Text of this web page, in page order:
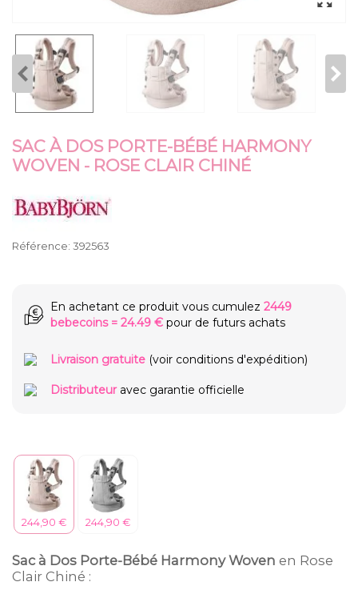
SAC À DOS PORTE-BÉBÉ HARMONY
WOVEN - ROSE CLAIR CHINÉ
Référence: 392563
En achetant ce produit vous cumulez 2449
bebecoins= 24.49 € pour de futurs achats
Livraison gratuite (voir conditions d'expédition)
Distributeuravec garantie officielle
244,90 € 244,90 €
Sac à Dos Porte-Bébé Harmony Woven en Rose
Clair Chiné :